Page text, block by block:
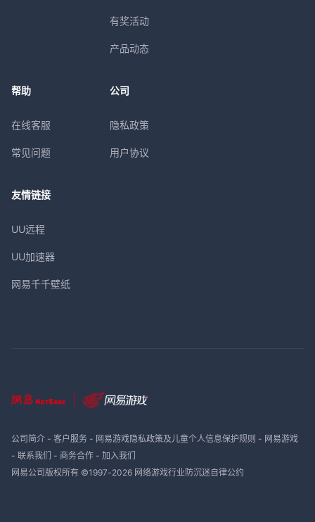
有奖活动
产品动态
帮助
在线客服
常见问题
公司
隐私政策
用户协议
友情链接
UU远程
UU加速器
网易千千壁纸
公司简介- 客户服务- 网易游戏隐私政策及儿童个人信息保护规则 - 网易游戏
- 联系我们 - 商务合作- 加入我们
网易公司版权所有 ©1997-2026 网络游戏行业防沉迷自律公约